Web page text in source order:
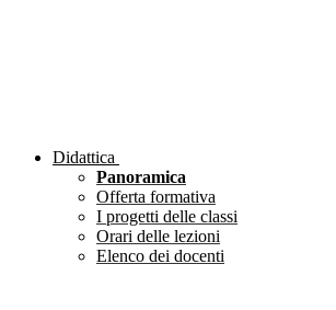
Didattica
Panoramica
Offerta formativa
I progetti delle classi
Orari delle lezioni
Elenco dei docenti